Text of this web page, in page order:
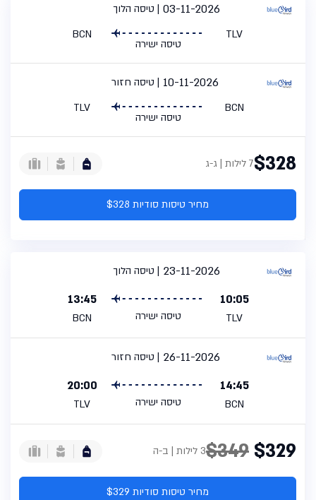
טיסה הלוך 03-11-2026
TLV
טיסה ישירה
BCN
טיסה חזור 10-11-2026
BCN
טיסה ישירה
TLV
$3287 לילות | ג-ג
מחיר טיסות סודיות $328
טיסה הלוך
23-11-2026
10:05
TLV טיסה ישירה
13:45
BCN
טיסה חזור
26-11-2026
14:45
BCN טיסה ישירה
20:00
TLV
$329
$3493 לילות | ב-ה
מחיר טיסות סודיות $329